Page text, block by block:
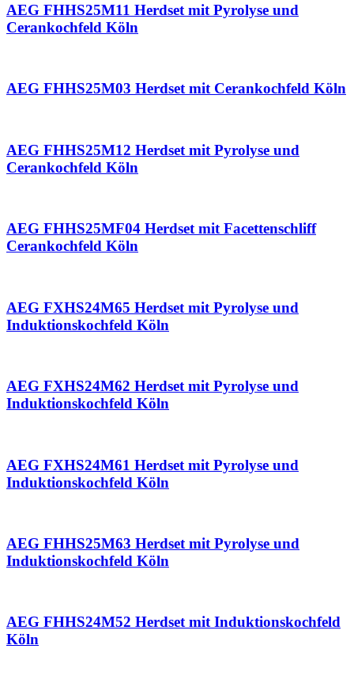
AEG FHHS25M11 Herdset mit Pyrolyse und
Cerankochfeld Köln
AEG FHHS25M03 Herdset mit Cerankochfeld Köln
AEG FHHS25M12 Herdset mit Pyrolyse und
Cerankochfeld Köln
AEG FHHS25MF04 Herdset mit Facettenschliff
Cerankochfeld Köln
AEG FXHS24M65 Herdset mit Pyrolyse und
Induktionskochfeld Köln
AEG FXHS24M62 Herdset mit Pyrolyse und
Induktionskochfeld Köln
AEG FXHS24M61 Herdset mit Pyrolyse und
Induktionskochfeld Köln
AEG FHHS25M63 Herdset mit Pyrolyse und
Induktionskochfeld Köln
AEG FHHS24M52 Herdset mit Induktionskochfeld
Köln